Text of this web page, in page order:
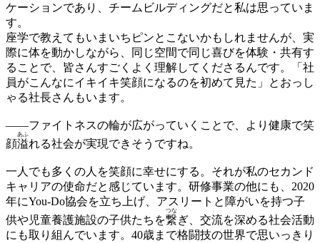
ケーションであり、チームビルディングだと私は思っていま
す。
座学で教えてもいまいちピンとこないかもしれませんが、実
際に体を動かしながら、同じ空間で同じ喜びを体験・共有す
ることで、皆さんすごくよく理解してくださるんです。「社
員がこんなにイキイキ笑顔になるのを初めて見た」とおっし
ゃる社長さんもいます。
——ファイトネスの輪が広がっていくことで、より健康で笑
顔溢
あふ
れる社会が実現できそうですね。
一人でも多くの人を笑顔に幸せにする。それが私のセカンド
キャリアの使命だと感じています。研修事業の他にも、2020
年にYou-Do協会を立ち上げ、アスリートと障がいを持つ子
供や児童養護施設の子供たちを繋
つな
ぎ、交流を深める社会活動
にも取り組んでいます。40歳まで格闘技の世界で思いっきり